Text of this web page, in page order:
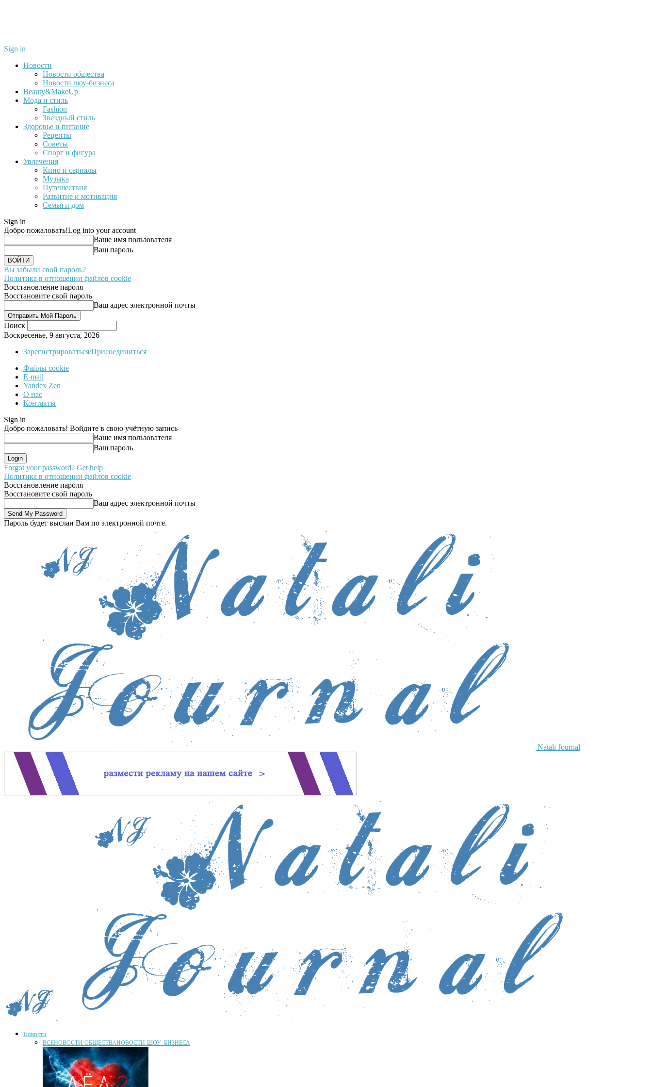
Sign in
Новости
Новости общества
Новости шоу-бизнеса
Beauty&MakeUp
Мода и стиль
Fashion
Звездный стиль
Здоровье и питание
Рецепты
Советы
Спорт и фигура
Увлечения
Кино и сериалы
Музыка
Путешествия
Развитие и мотивация
Семья и дом
Sign in
Добро пожаловать!Log into your account
Ваше имя пользователя
Ваш пароль
Вы забыли свой пароль?
Политика в отношении файлов cookie
Восстановление пароля
Восстановите свой пароль
Ваш адрес электронной почты
Поиск
Воскресенье, 9 августа, 2026
Зарегистрироваться/Присоединиться
Файлы cookie
E-mail
Yandex Zen
О нас
Контакты
Sign in
Добро пожаловать! Войдите в свою учётную запись
Ваше имя пользователя
Ваш пароль
Forgot your password? Get help
Политика в отношении файлов cookie
Восстановление пароля
Восстановите свой пароль
Ваш адрес электронной почты
Пароль будет выслан Вам по электронной почте.
Natali Journal
Новости
ВСЕНОВОСТИ ОБЩЕСТВАНОВОСТИ ШОУ-БИЗНЕСА